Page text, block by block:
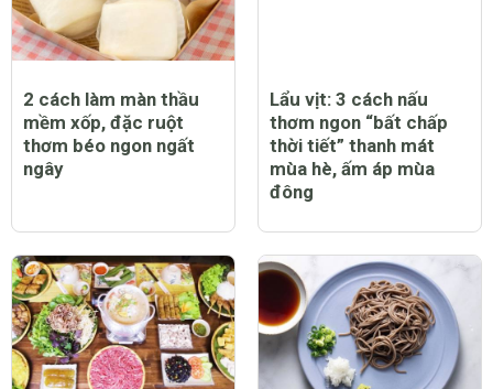
2 cách làm màn thầu
mềm xốp, đặc ruột
thơm béo ngon ngất
ngây
Lẩu vịt: 3 cách nấu
thơm ngon “bất chấp
thời tiết” thanh mát
mùa hè, ấm áp mùa
đông